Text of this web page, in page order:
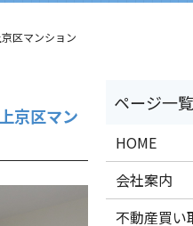
区マンション
京区マン
HOME
会社案内
不動産買い